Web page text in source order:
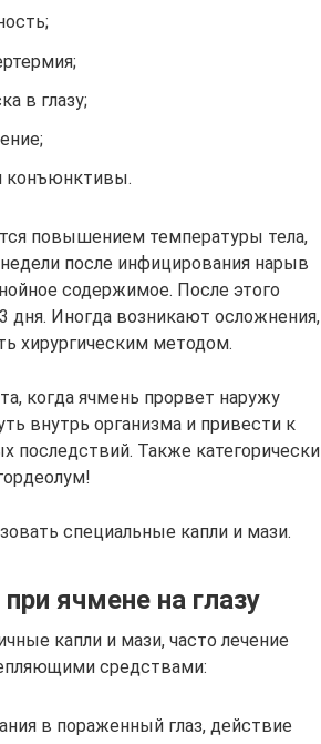
в глазу;
конъюнктивы.
повышением температуры тела,
после инфицирования нарыв
содержимое. После этого
дня. Иногда возникают осложнения,
хирургическим методом.
когда ячмень прорвет наружу
внутрь организма и привести к
последствий. Также категорически
специальные капли и мази.
ячмене на глазу
капли и мази, часто лечение
средствами:
в пораженный глаз, действие